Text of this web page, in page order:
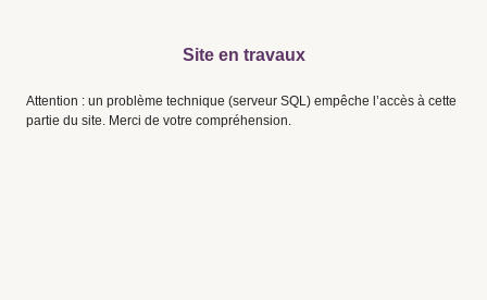
Site en travaux
Attention : un problème technique (serveur SQL) empêche l’accès à cette
partie du site. Merci de votre compréhension.